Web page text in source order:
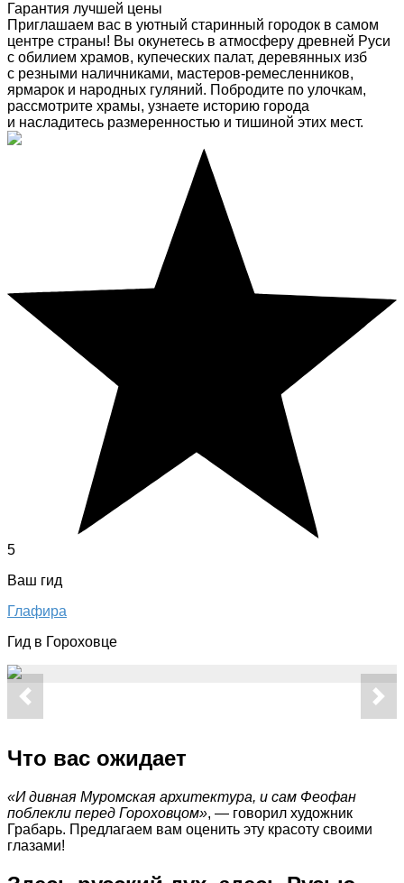
Гарантия лучшей цены
Приглашаем вас в уютный старинный городок в самом
центре страны! Вы окунетесь в атмосферу древней Руси
с обилием храмов, купеческих палат, деревянных изб
с резными наличниками, мастеров-ремесленников,
ярмарок и народных гуляний. Побродите по улочкам,
рассмотрите храмы, узнаете историю города
и насладитесь размеренностью и тишиной этих мест.
5
Ваш гид
Глафира
Гид в Гороховце
Что вас ожидает
«И дивная Муромская архитектура, и сам Феофан
поблекли перед Гороховцом», — говорил художник
Грабарь. Предлагаем вам оценить эту красоту своими
глазами!